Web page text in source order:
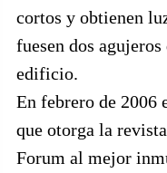
cortos y obtienen
fuesen dos
edificio.
En febrero de 2006
que otorga la
Forum al mejor